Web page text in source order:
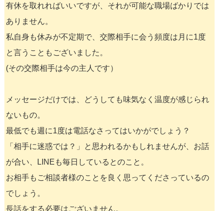
有休を取れればいいですが、それが可能な職場ばかりでは
ありません。
私自身も休みが不定期で、交際相手に会う頻度は月に1度
と言うこともございました。
(その交際相手は今の主人です）
メッセージだけでは、どうしても味気なく温度が感じられ
ないもの。
最低でも週に1度は電話なさってはいかがでしょう？
「相手に迷惑では？」と思われるかもしれませんが、お話
が合い、LINEも毎日しているとのこと。
お相手もご相談者様のことを良く思ってくださっているの
でしょう。
長話をする必要はございません。